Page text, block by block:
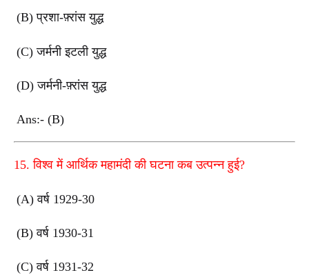
(B) प्रशा-फ़्रांस युद्ध
(C) जर्मनी इटली युद्ध
(D) जर्मनी-फ़्रांस युद्ध
Ans:- (B)
15. विश्व में आर्थिक महामंदी की घटना कब उत्पन्न हुई?
(A) वर्ष 1929-30
(B) वर्ष 1930-31
(C) वर्ष 1931-32